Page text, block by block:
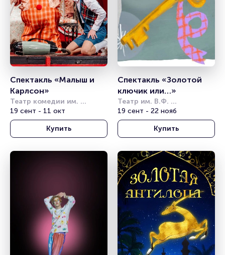
Спектакль «Малыш и
Карлсон»
Театр комедии им.
Акимова
19 сент - 11 окт
Купить
Спектакль «Золотой
ключик или…»
Театр им. В.Ф.
Комиссаржевской
19 сент - 22 нояб
Купить